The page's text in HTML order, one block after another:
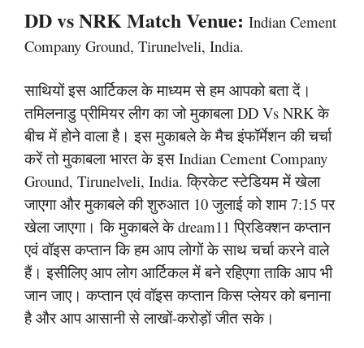
DD vs NRK Match Venue: Indian Cement
Company Ground, Tirunelveli, India.
साथियों इस आर्टिकल के माध्यम से हम आपको बता दें।
तमिलनाडु प्रीमियर लीग का जो मुकाबला DD Vs NRK के
बीच में होने वाला है। इस मुकाबले के मैच इंफॉर्मेशन की चर्चा
करें तो मुकाबला भारत के इस Indian Cement Company
Ground, Tirunelveli, India. क्रिकेट स्टेडियम में खेला
जाएगा और मुकाबले की शुरुआत 10 जुलाई को शाम 7:15 पर
खेला जाएगा। कि मुकाबले के dream11 प्रिडिक्शन कप्तान
एवं वॉइस कप्तान कि हम आप लोगों के साथ चर्चा करने वाले
हैं। इसीलिए आप लोग आर्टिकल में बने रहिएगा ताकि आप भी
जान जाए। कप्तान एवं वॉइस कप्तान किस प्लेयर को बनाना
है और आप आसानी से लाखों-करोड़ों जीत सके।